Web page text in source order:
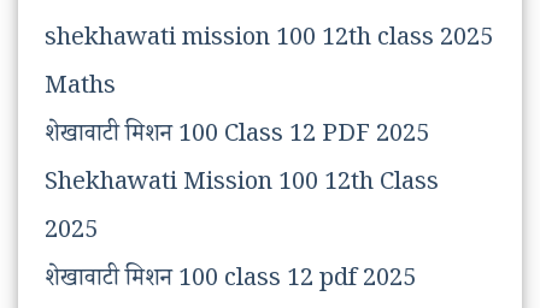
shekhawati mission 100 12th class 2025
Maths
शेखावाटी मिशन 100 Class 12 PDF 2025
Shekhawati Mission 100 12th Class
2025
शेखावाटी मिशन 100 class 12 pdf 2025